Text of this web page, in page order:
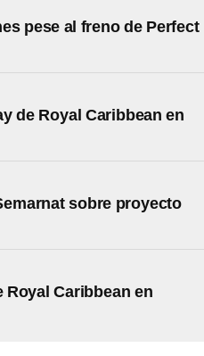
pese al freno de Perfect
de Royal Caribbean en
sobre proyecto
Royal Caribbean en